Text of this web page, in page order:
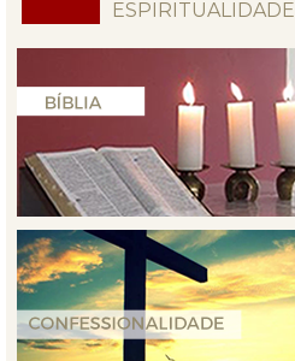
ESPIRITUALIDADE